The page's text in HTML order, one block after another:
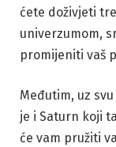
ćete doživjeti
univerzumom,
promijeniti vaš
Međutim, uz
je i Saturn koji
će vam pružiti